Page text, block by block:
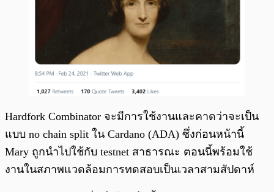
Hardfork Combinator จะมีการใช้งานและคาดว่าจะเป็น
แบบ no chain split ใน Cardano (ADA) ซึ่งก่อนหน้านี้
Mary ถูกนำไปใช้กับ testnet สาธารณะ ตอนนี้พร้อมใช้
งานในสภาพแวดล้อมการทดสอบเป็นเวลาสามสัปดาห์